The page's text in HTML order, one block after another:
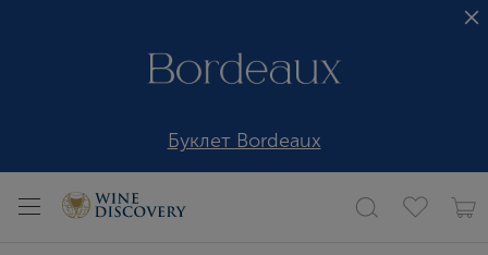
Буклет Bordeaux